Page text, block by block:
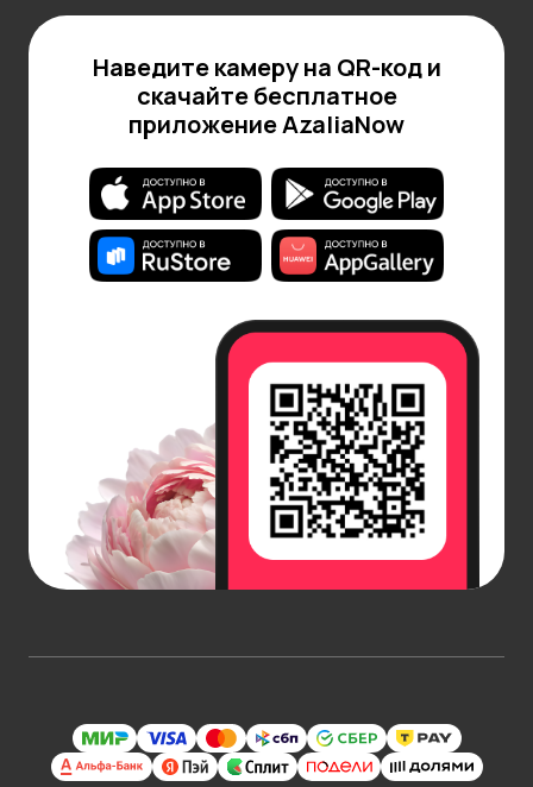
Наведите камеру на QR-код и
скачайте бесплатное
приложение AzaliaNow